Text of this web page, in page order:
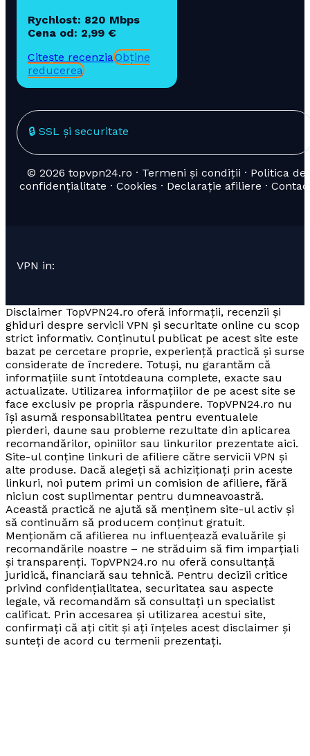
Rychlost: 820 Mbps
Cena od: 2,99 €
Citește recenziaObține
reducerea
🔒 SSL și securitate
© 2026 topvpn24.ro · Termeni și condiții · Politica de
confidențialitate · Cookies · Declarație afiliere ·
VPN in:
Disclaimer TopVPN24.ro oferă informații, recenzii și
ghiduri despre servicii VPN și securitate online cu scop
strict informativ. Conținutul publicat pe acest site este
bazat pe cercetare proprie, experiență practică și surse
considerate de încredere. Totuși, nu garantăm că
informațiile sunt întotdeauna complete, exacte sau
actualizate. Utilizarea informațiilor de pe acest site se
face exclusiv pe propria răspundere. TopVPN24.ro nu
își asumă responsabilitatea pentru eventualele
pierderi, daune sau probleme rezultate din aplicarea
recomandărilor, opiniilor sau linkurilor prezentate aici.
Site-ul conține linkuri de afiliere către servicii VPN și
alte produse. Dacă alegeți să achiziționați prin aceste
linkuri, noi putem primi un comision de afiliere, fără
niciun cost suplimentar pentru dumneavoastră.
Această practică ne ajută să menținem site-ul activ și
să continuăm să producem conținut gratuit.
Menționăm că afilierea nu influențează evaluările și
recomandările noastre – ne străduim să fim imparțiali
și transparenți. TopVPN24.ro nu oferă consultanță
juridică, financiară sau tehnică. Pentru decizii critice
privind confidențialitatea, securitatea sau aspecte
legale, vă recomandăm să consultați un specialist
calificat. Prin accesarea și utilizarea acestui site,
confirmați că ați citit și ați înțeles acest disclaimer și
sunteți de acord cu termenii prezentați.